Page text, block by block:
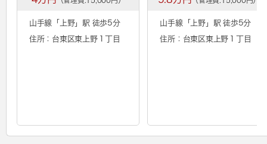
山手線「 上野」駅 徒歩5分
住所：台東区東上野１丁目
山手線「 上野」駅 徒歩5分
住所：台東区東上野１丁目